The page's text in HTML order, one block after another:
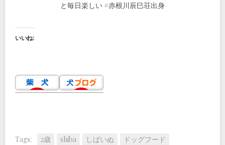
と毎日楽しい #赤根川辰巳荘出身
いいね:
Tags: 2歳 shiba しばいぬ
ドッグフード